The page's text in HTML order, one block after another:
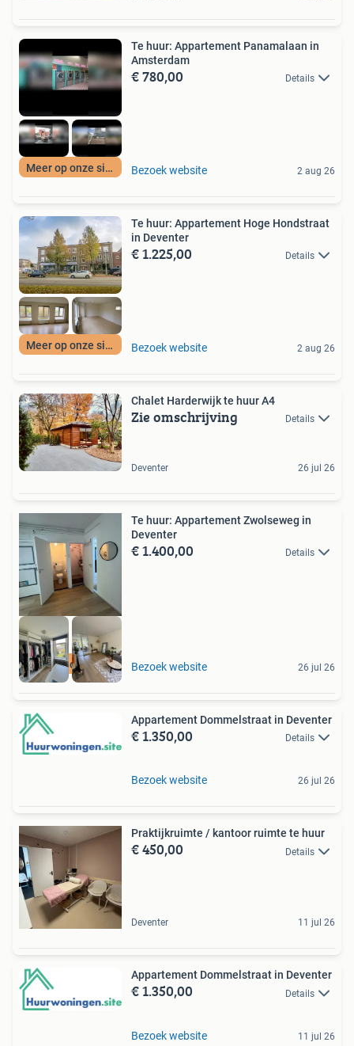
Meer op onze site
Te huur: Appartement Panamalaan in
Amsterdam
€ 780,00 Details
Bezoek website 2 aug 26
Meer op onze site
Te huur: Appartement Hoge Hondstraat
in Deventer
€ 1.225,00 Details
Bezoek website 2 aug 26
Chalet Harderwijk te huur A4
Zie omschrijving Details
Deventer 26 jul 26
Meer op onze site
Te huur: Appartement Zwolseweg in
Deventer
€ 1.400,00 Details
Bezoek website 26 jul 26
Appartement Dommelstraat in Deventer
€ 1.350,00 Details
Bezoek website 26 jul 26
Praktijkruimte / kantoor ruimte te huur
€ 450,00 Details
Deventer 11 jul 26
Appartement Dommelstraat in Deventer
€ 1.350,00 Details
Bezoek website 11 jul 26